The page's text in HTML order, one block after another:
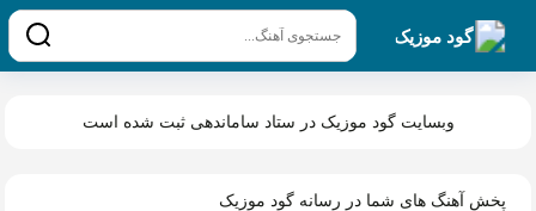
گود موزیک
وبسایت گود موزیک در ستاد ساماندهی ثبت شده است
پخش آهنگ های شما در رسانه گود موزیک